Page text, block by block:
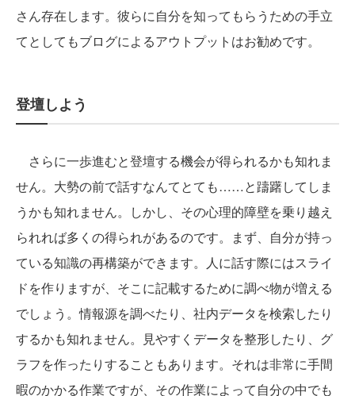
さん存在します。彼らに自分を知ってもらうための手立
てとしてもブログによるアウトプットはお勧めです。
登壇しよう
さらに一歩進むと登壇する機会が得られるかも知れま
せん。大勢の前で話すなんてとても……と躊躇してしま
うかも知れません。しかし、その心理的障壁を乗り越え
られれば多くの得られがあるのです。まず、自分が持っ
ている知識の再構築ができます。人に話す際にはスライ
ドを作りますが、そこに記載するために調べ物が増える
でしょう。情報源を調べたり、社内データを検索したり
するかも知れません。見やすくデータを整形したり、グ
ラフを作ったりすることもあります。それは非常に手間
暇のかかる作業ですが、その作業によって自分の中でも